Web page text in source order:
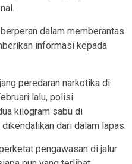
dalam memberantas
informasi kepada
peredaran narkotika di
lalu, polisi
kilogram sabu di
dari dalam lapas.
pengawasan di jalur